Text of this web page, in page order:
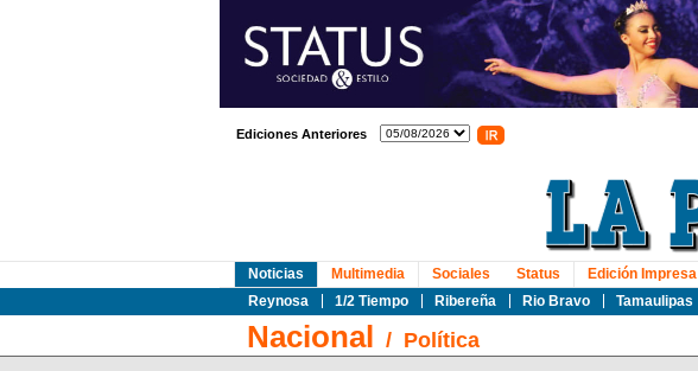
Ediciones Anteriores
Noticias
Reynosa
1/2 Tiempo Ribereña Rio Bravo Tamaulipas
Multimedia Sociales Status Edición Impresa
Nacional / Política